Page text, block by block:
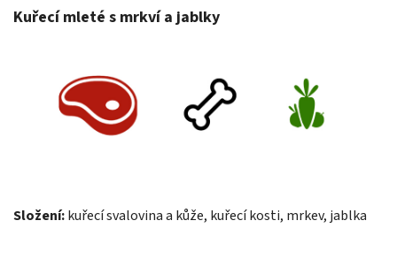
Kuřecí mleté s mrkví a jablky
Složení:kuřecí svalovina a kůže, kuřecí kosti, mrkev, jablka